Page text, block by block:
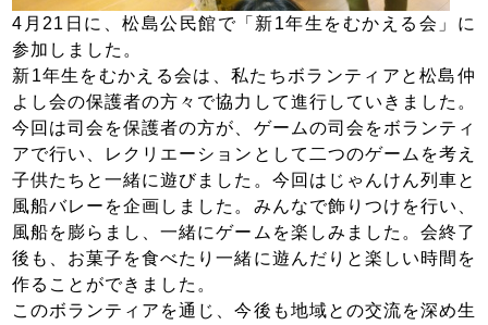
4月21日に、松島公民館で「新1年生をむかえる会」に
参加しました。
新1年生をむかえる会は、私たちボランティアと松島仲
よし会の保護者の方々で協力して進行していきました。
今回は司会を保護者の方が、ゲームの司会をボランティ
アで行い、レクリエーションとして二つのゲームを考え
子供たちと一緒に遊びました。今回はじゃんけん列車と
風船バレーを企画しました。みんなで飾りつけを行い、
風船を膨らまし、一緒にゲームを楽しみました。会終了
後も、お菓子を食べたり一緒に遊んだりと楽しい時間を
作ることができました。
このボランティアを通じ、今後も地域との交流を深め生